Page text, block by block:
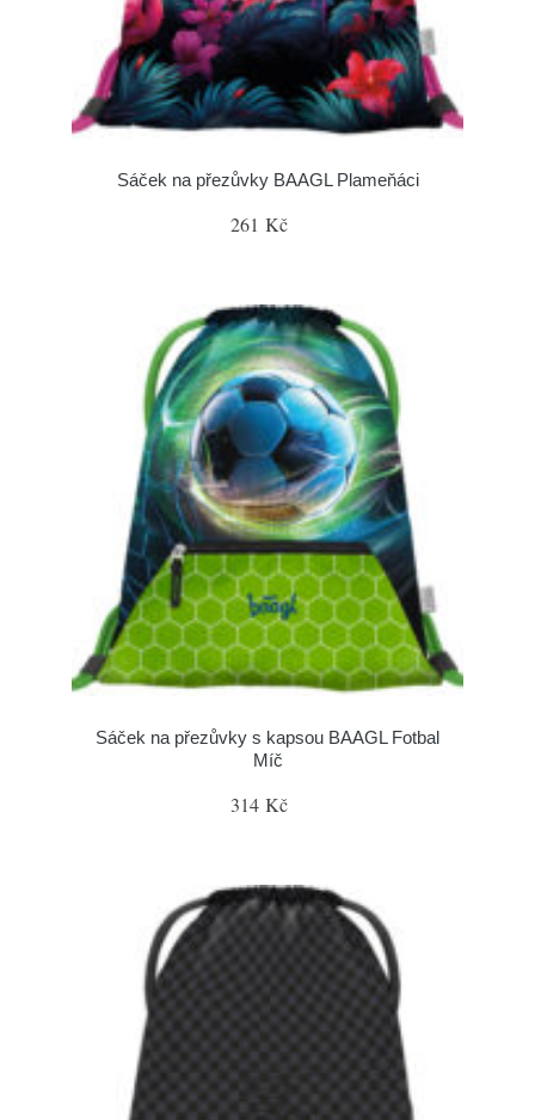
Sáček na přezůvky BAAGL Plameňáci
261 Kč
Sáček na přezůvky s kapsou BAAGL Fotbal
Míč
314 Kč